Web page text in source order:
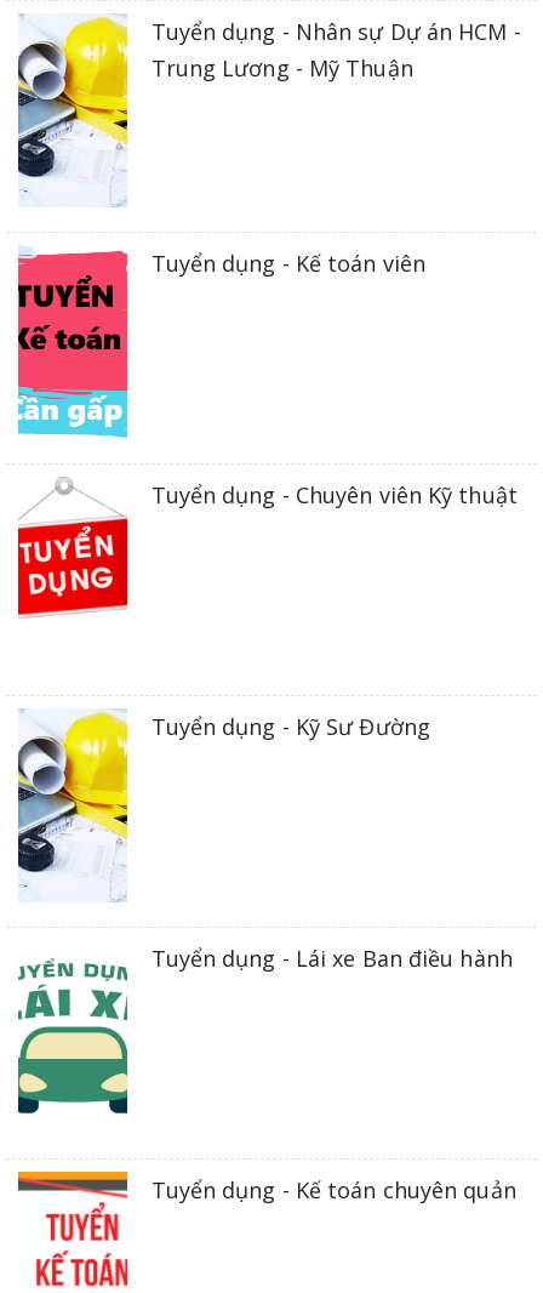
Tuyển dụng - Nhân sự Dự án HCM -
Trung Lương - Mỹ Thuận
Tuyển dụng - Kế toán viên
Tuyển dụng - Chuyên viên Kỹ thuật
Tuyển dụng - Kỹ Sư Đường
Tuyển dụng - Lái xe Ban điều hành
Tuyển dụng - Kế toán chuyên quản